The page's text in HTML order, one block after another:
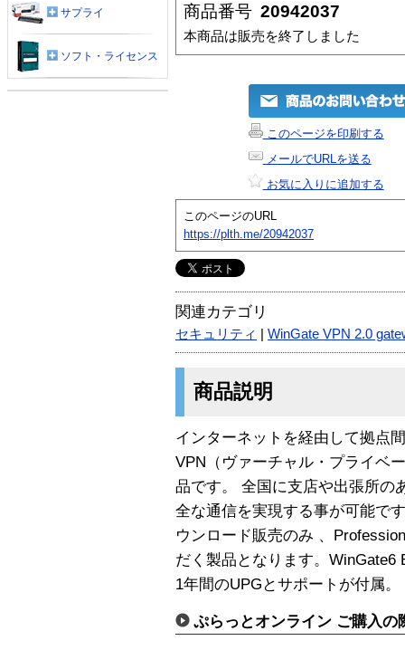
商品番号 20942037
本商品は販売を終了しました
このページを印刷する
メールでURLを送る
お気に入りに追加する
このページのURL
https://plth.me/20942037
関連カテゴリ
セキュリティ WinGate VPN 2.0
商品説明
インターネットを経由して拠点
VPN（ヴァーチャル・プライベ
品です。 全国に支店や出張所の
全な通信を実現する事が可能で
ウンロード販売のみ 、
だく製品となります。
1年間のUPGとサポートが付属。
ぷらっとオンライン ご購入の
サプライ
ソフト・ライセンス